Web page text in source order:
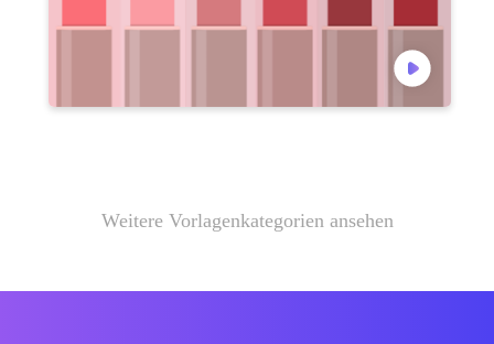
Weitere Vorlagenkategorien ansehen